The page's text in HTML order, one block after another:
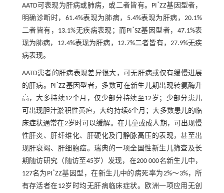
AATD可表现为肝病或肺病，或二者皆有。PI *ZZ基因型者，
明确诊断时，61.4%表现为肺病，5.4%表现为肝病，20.1%
二者皆有，13.1%无疾病表现；而PI *SZ基因型者，47.1%表
现为肺病，12.4%表现为肝病，12.7%二者皆有，27.9%无疾
病表现。
AATD患者的肝病表现差异很大，可无肝病或仅有缓慢进展
的肝病。PI *ZZ基因型者，多数可在新生儿期出现转氨酶升
高，大多持续12个月，仅少部分持续至12岁；少部分患儿
可出现胆汁淤积性黄疸，大约持续6个月；大多数患儿的临
床症状通常在2岁时可以缓解。在儿童或成人期，可出现慢
性肝炎、肝纤维化、肝硬化及门静脉高压的表现，甚至出
现肝衰竭、肝细胞癌。瑞典的一项全国性新生儿筛查及长
期随访研究（随访至45岁）发现，在200 000名新生儿中，
127名为PI *ZZ基因型，在新生儿中的病死率为2%～3%，所
有存活者在12岁时均无肝病临床症状。欧洲一项应用无创